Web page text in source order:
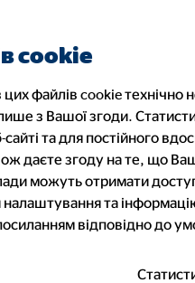
cookie
файлів cookie технічно
з Вашої згоди.
та для постійного
даєте згоду на те, що
можуть отримати
та
відповідно до